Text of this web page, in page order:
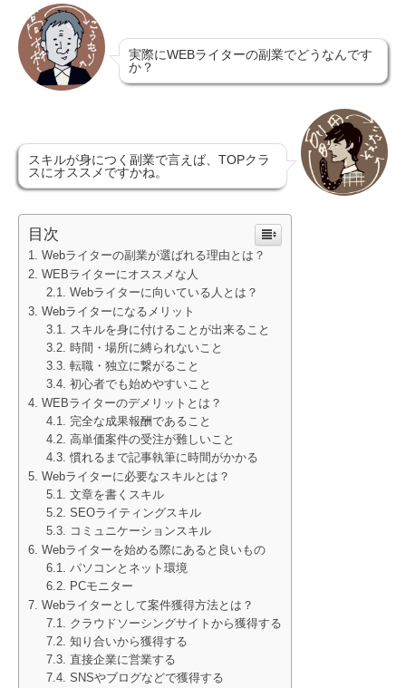
実際にWEBライターの副業でどうなんです
か？
スキルが身につく副業で言えば、TOPクラ
スにオススメですかね。
目次
Webライターの副業が選ばれる理由とは？
WEBライターにオススメな人
Webライターに向いている人とは？
Webライターになるメリット
スキルを身に付けることが出来ること
時間・場所に縛られないこと
転職・独立に繋がること
初心者でも始めやすいこと
WEBライターのデメリットとは？
完全な成果報酬であること
高単価案件の受注が難しいこと
慣れるまで記事執筆に時間がかかる
Webライターに必要なスキルとは？
文章を書くスキル
SEOライティングスキル
コミュニケーションスキル
Webライターを始める際にあると良いもの
パソコンとネット環境
PCモニター
Webライターとして案件獲得方法とは？
クラウドソーシングサイトから獲得する
知り合いから獲得する
直接企業に営業する
SNSやブログなどで獲得する